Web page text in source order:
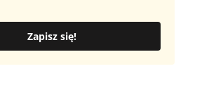
Zapisz się!